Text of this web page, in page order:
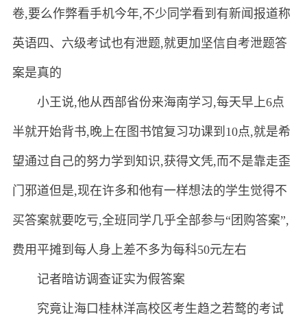
卷,要么作弊看手机今年,不少同学看到有新闻报道称
英语四、六级考试也有泄题,就更加坚信自考泄题答
案是真的
小王说,他从西部省份来海南学习,每天早上6点
半就开始背书,晚上在图书馆复习功课到10点,就是希
望通过自己的努力学到知识,获得文凭,而不是靠走歪
门邪道但是,现在许多和他有一样想法的学生觉得不
买答案就要吃亏,全班同学几乎全部参与“团购答案”,
费用平摊到每人身上差不多为每科50元左右
记者暗访调查证实为假答案
究竟让海口桂林洋高校区考生趋之若鹜的考试